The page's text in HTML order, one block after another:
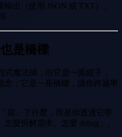
輸出（使用 JSON 或 TXT）、
是橋樑
式魔法師，但它是一面鏡子，
念；它是一座橋樑，讓你跨越學
寫」了什麼，而是你透過它學
麼拆解需求、怎麼 debug」。